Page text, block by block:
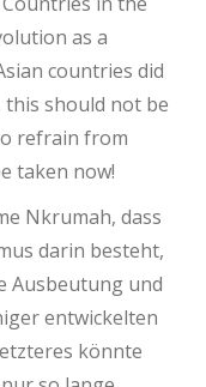
as a
countries did
this should not be
refrain from
taken now!
Nkrumah, dass
darin besteht,
Ausbeutung und
entwickelten
könnte